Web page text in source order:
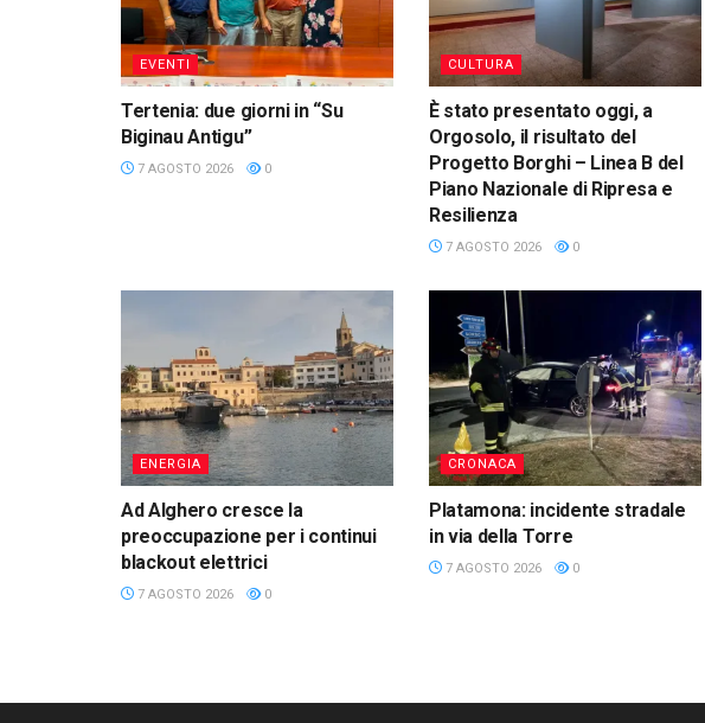
EVENTI
Tertenia: due giorni in “Su
Biginau Antigu”
7 AGOSTO 2026 0
CULTURA
È stato presentato oggi, a
Orgosolo, il risultato del
Progetto Borghi – Linea B del
Piano Nazionale di Ripresa e
Resilienza
7 AGOSTO 2026 0
ENERGIA
Ad Alghero cresce la
preoccupazione per i continui
blackout elettrici
7 AGOSTO 2026 0
CRONACA
Platamona: incidente stradale
in via della Torre
7 AGOSTO 2026 0